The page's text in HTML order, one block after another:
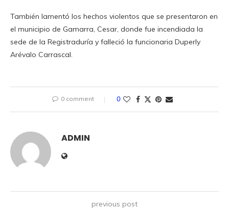
También lamentó los hechos violentos que se presentaron en
el municipio de Gamarra, Cesar, donde fue incendiada la
sede de la Registraduría y falleció la funcionaria Duperly
Arévalo Carrascal.
0 comment 0
ADMIN
previous post